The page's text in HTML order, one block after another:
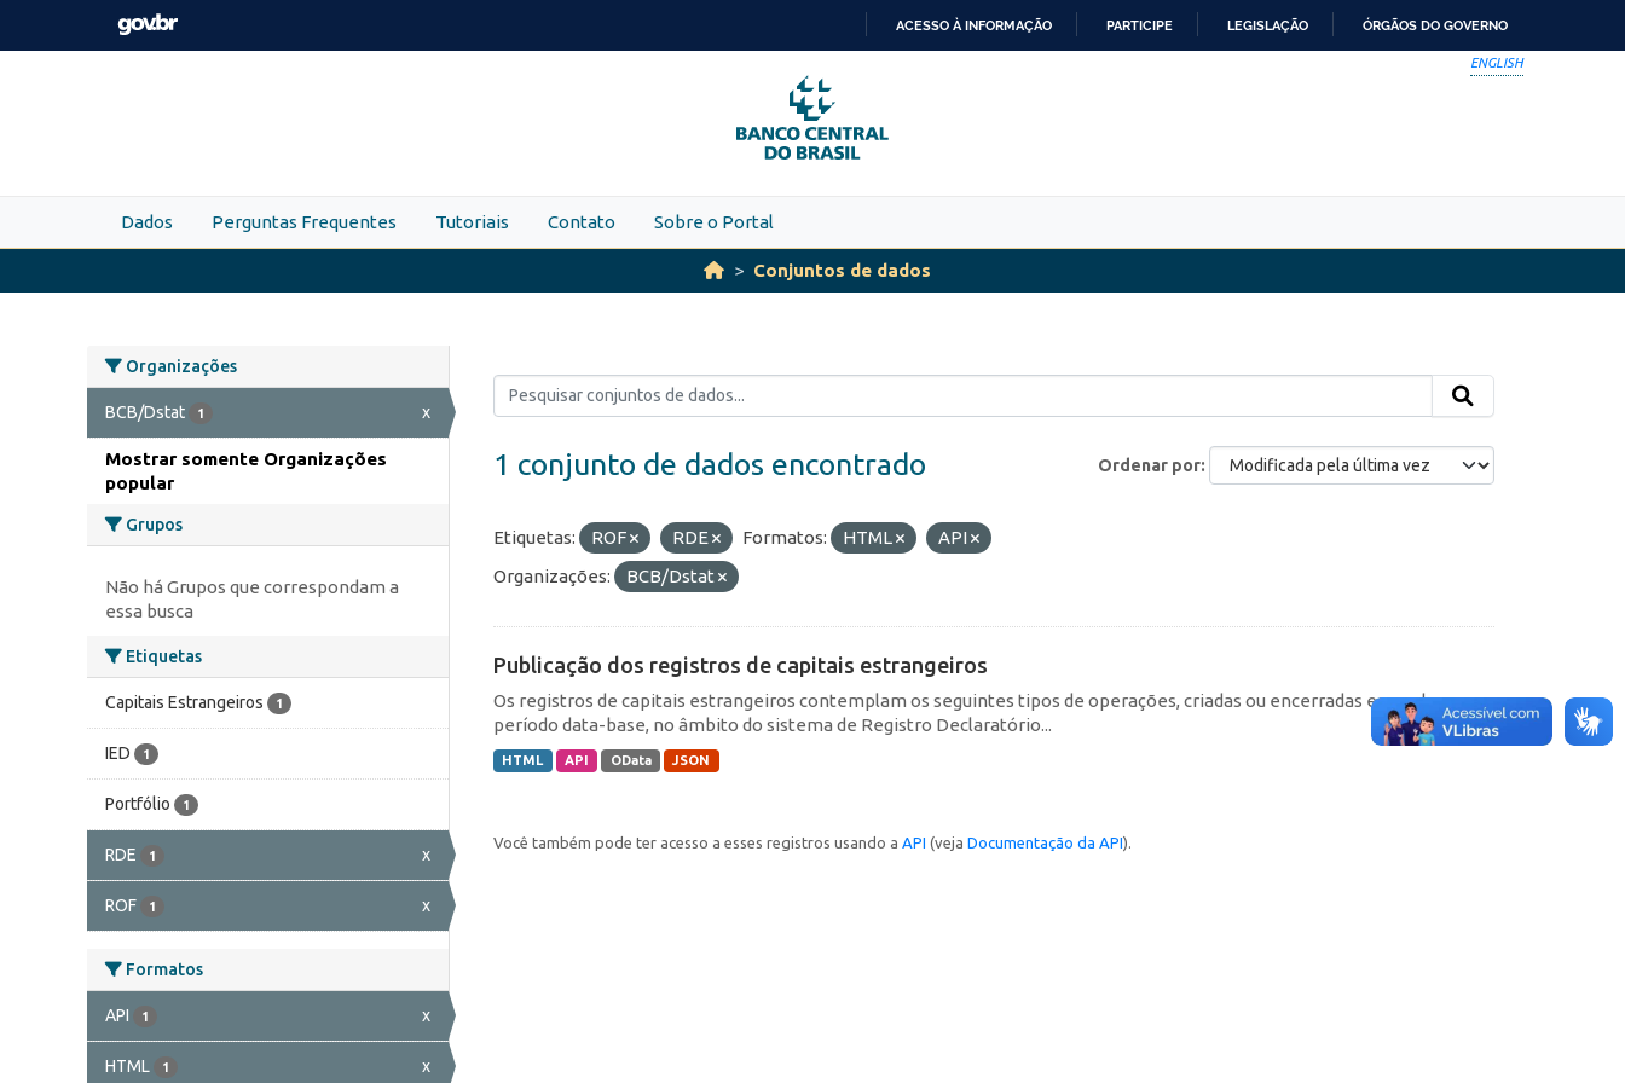
Skip to main content
PARA
O
CONTEÚDO
ACESSO À INFORMAÇÃO PARTICIPE LEGISLAÇÃO ÓRGÃOS DO GOVERNO
ENGLISH
Dados Perguntas Frequentes Tutoriais Contato Sobre o Portal
Conjuntos de dados
Organizações
BCB/Dstat 1 x
Mostrar somente Organizações
popular
Grupos
Não há Grupos que correspondam a
essa busca
Etiquetas
Capitais Estrangeiros 1
IED 1
Portfólio 1
RDE 1 x
ROF 1 x
Formatos
API 1 x
HTML 1 x
Ordenar por
1 conjunto de dados encontrado
Etiquetas: ROF RDE Formatos: HTML
API
Organizações:
BCB/Dstat
Publicação dos registros de capitais estrangeiros
Os registros de capitais estrangeiros contemplam os seguintes tipos de operações, criadas ou encerradas em cada
período data-base, no âmbito do sistema de Registro Declaratório...
HTML API OData JSON
Você também pode ter acesso a esses registros usando a API (veja Documentação da API).